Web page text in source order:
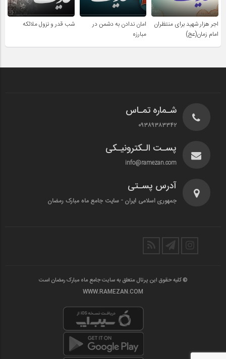
اجر هزار شهید برای منتظران
امام زمان(عج)
امان ندادن به دشمن در
مبارزه
شب قدر و نزول ملائکه
شـماره تمـاس
۰۹۳۸۹۳۸۳۳۴۲
پسـت الـکترونیـکی
info@ramezan.com
آدرس پسـتی
جمهوری اسلامی ایران - سایت جامع ماه مبارک رمضان
© کلیه حقوق این پرتال متعلق به سایت جامع ماه مبارک رمضان است
WWW.RAMEZAN.COM